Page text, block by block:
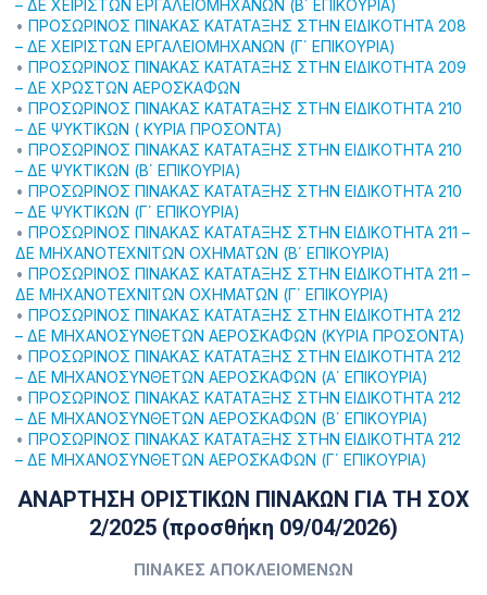
– ΔΕ ΧΕΙΡΙΣΤΩΝ ΕΡΓΑΛΕΙΟΜΗΧΑΝΩΝ (Β΄ ΕΠΙΚΟΥΡΙΑ)
• ΠΡΟΣΩΡΙΝΟΣ ΠΙΝΑΚΑΣ ΚΑΤΑΤΑΞΗΣ ΣΤΗΝ ΕΙΔΙΚΟΤΗΤΑ 208
– ΔΕ ΧΕΙΡΙΣΤΩΝ ΕΡΓΑΛΕΙΟΜΗΧΑΝΩΝ (Γ΄ ΕΠΙΚΟΥΡΙΑ)
• ΠΡΟΣΩΡΙΝΟΣ ΠΙΝΑΚΑΣ ΚΑΤΑΤΑΞΗΣ ΣΤΗΝ ΕΙΔΙΚΟΤΗΤΑ 209
– ΔΕ ΧΡΩΣΤΩΝ ΑΕΡΟΣΚΑΦΩΝ
• ΠΡΟΣΩΡΙΝΟΣ ΠΙΝΑΚΑΣ ΚΑΤΑΤΑΞΗΣ ΣΤΗΝ ΕΙΔΙΚΟΤΗΤΑ 210
– ΔΕ ΨΥΚΤΙΚΩΝ ( ΚΥΡΙΑ ΠΡΟΣΟΝΤΑ)
• ΠΡΟΣΩΡΙΝΟΣ ΠΙΝΑΚΑΣ ΚΑΤΑΤΑΞΗΣ ΣΤΗΝ ΕΙΔΙΚΟΤΗΤΑ 210
– ΔΕ ΨΥΚΤΙΚΩΝ (Β΄ ΕΠΙΚΟΥΡΙΑ)
• ΠΡΟΣΩΡΙΝΟΣ ΠΙΝΑΚΑΣ ΚΑΤΑΤΑΞΗΣ ΣΤΗΝ ΕΙΔΙΚΟΤΗΤΑ 210
– ΔΕ ΨΥΚΤΙΚΩΝ (Γ΄ ΕΠΙΚΟΥΡΙΑ)
• ΠΡΟΣΩΡΙΝΟΣ ΠΙΝΑΚΑΣ ΚΑΤΑΤΑΞΗΣ ΣΤΗΝ ΕΙΔΙΚΟΤΗΤΑ 211 –
ΔΕ ΜΗΧΑΝΟΤΕΧΝΙΤΩΝ ΟΧΗΜΑΤΩΝ (Β΄ ΕΠΙΚΟΥΡΙΑ)
• ΠΡΟΣΩΡΙΝΟΣ ΠΙΝΑΚΑΣ ΚΑΤΑΤΑΞΗΣ ΣΤΗΝ ΕΙΔΙΚΟΤΗΤΑ 211 –
ΔΕ ΜΗΧΑΝΟΤΕΧΝΙΤΩΝ ΟΧΗΜΑΤΩΝ (Γ΄ ΕΠΙΚΟΥΡΙΑ)
• ΠΡΟΣΩΡΙΝΟΣ ΠΙΝΑΚΑΣ ΚΑΤΑΤΑΞΗΣ ΣΤΗΝ ΕΙΔΙΚΟΤΗΤΑ 212
– ΔΕ ΜΗΧΑΝΟΣΥΝΘΕΤΩΝ ΑΕΡΟΣΚΑΦΩΝ (ΚΥΡΙΑ ΠΡΟΣΟΝΤΑ)
• ΠΡΟΣΩΡΙΝΟΣ ΠΙΝΑΚΑΣ ΚΑΤΑΤΑΞΗΣ ΣΤΗΝ ΕΙΔΙΚΟΤΗΤΑ 212
– ΔΕ ΜΗΧΑΝΟΣΥΝΘΕΤΩΝ ΑΕΡΟΣΚΑΦΩΝ (Α΄ ΕΠΙΚΟΥΡΙΑ)
• ΠΡΟΣΩΡΙΝΟΣ ΠΙΝΑΚΑΣ ΚΑΤΑΤΑΞΗΣ ΣΤΗΝ ΕΙΔΙΚΟΤΗΤΑ 212
– ΔΕ ΜΗΧΑΝΟΣΥΝΘΕΤΩΝ ΑΕΡΟΣΚΑΦΩΝ (Β΄ ΕΠΙΚΟΥΡΙΑ)
• ΠΡΟΣΩΡΙΝΟΣ ΠΙΝΑΚΑΣ ΚΑΤΑΤΑΞΗΣ ΣΤΗΝ ΕΙΔΙΚΟΤΗΤΑ 212
– ΔΕ ΜΗΧΑΝΟΣΥΝΘΕΤΩΝ ΑΕΡΟΣΚΑΦΩΝ (Γ΄ ΕΠΙΚΟΥΡΙΑ)
ΑΝΑΡΤΗΣΗ ΟΡΙΣΤΙΚΩΝ ΠΙΝΑΚΩΝ ΓΙΑ ΤΗ ΣΟΧ
2/2025 (προσθήκη 09/04/2026)
ΠΙΝΑΚΕΣ ΑΠΟΚΛΕΙΟΜΕΝΩΝ